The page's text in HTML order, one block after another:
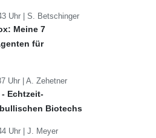
Uhr | S. Betschinger
Meine 7
für
Uhr | A. Zehetner
- Echtzeit-
Biotechs
Uhr | J. Meyer